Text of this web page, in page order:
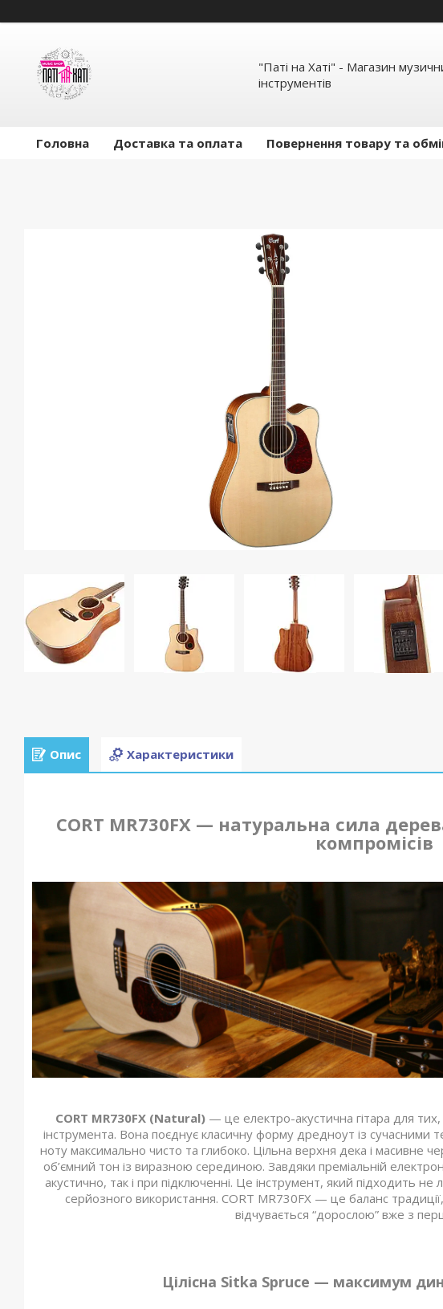
"Паті на Хаті" - Магазин
інструментів
Головна Доставка та оплата Повернення товару та
Опис Характеристики
CORT MR730FX — натуральна сила
компромісів
CORT MR730FX (Natural) — це електро-акустична гітара для
інструмента. Вона поєднує класичну форму дредноут із
ноту максимально чисто та глибоко. Цільна верхня дека і масивне
об’ємний тон із виразною серединою. Завдяки преміальній
акустично, так і при підключенні. Це інструмент, який підходить
серйозного використання. CORT MR730FX — це баланс
відчувається “дорослою” вже з
Цілісна Sitka Spruce — максимум